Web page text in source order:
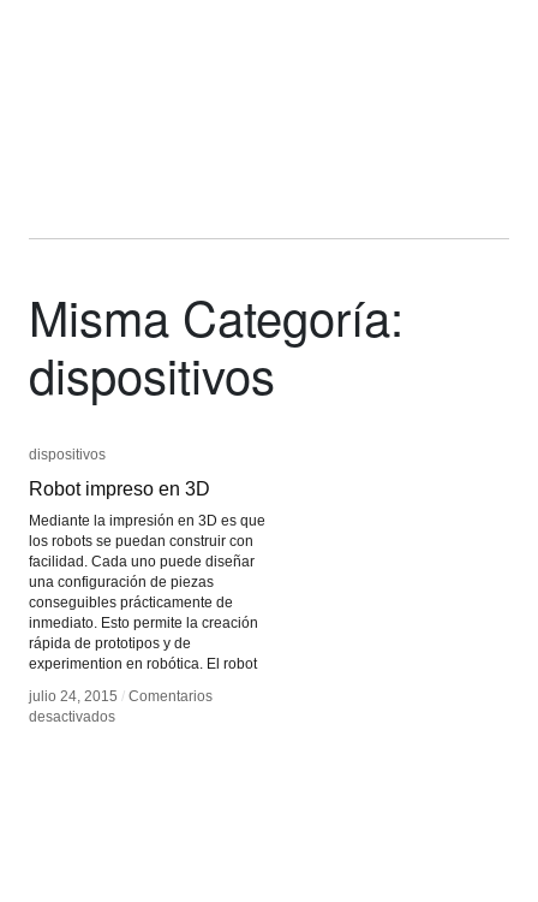
Misma Categoría:
dispositivos
dispositivos
Robot impreso en 3D
Mediante la impresión en 3D es que
los robots se puedan construir con
facilidad. Cada uno puede diseñar
una configuración de piezas
conseguibles prácticamente de
inmediato. Esto permite la creación
rápida de prototipos y de
experimention en robótica. El robot
julio 24, 2015 / Comentarios
desactivadosen
dispositivos
Robot impreso en 3D
julio 24, 2015 / Comentarios
desactivadosen